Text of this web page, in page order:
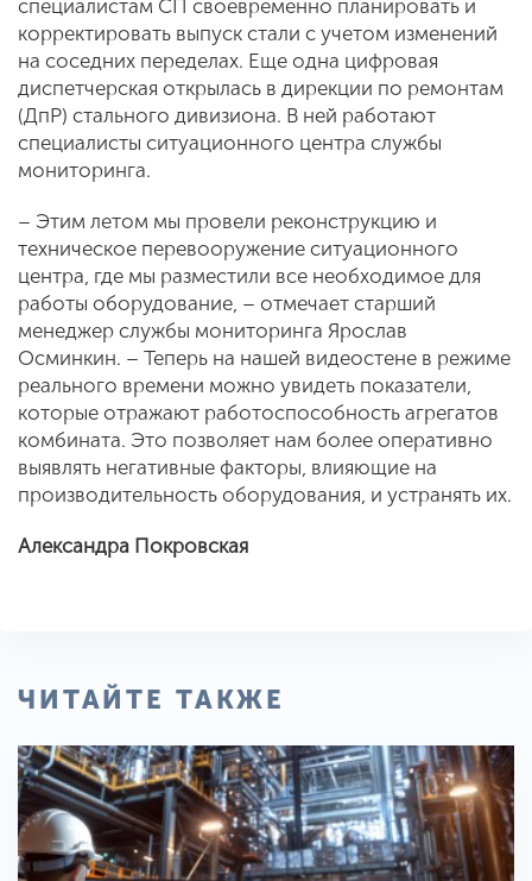
специалистам СП своевременно планировать и
корректировать выпуск стали с учетом изменений
на соседних переделах. Еще одна цифровая
диспетчерская открылась в дирекции по ремонтам
(ДпР) стального дивизиона. В ней работают
специалисты ситуационного центра службы
мониторинга.
– Этим летом мы провели реконструкцию и
техническое перевооружение ситуационного
центра, где мы разместили все необходимое для
работы оборудование, – отмечает старший
менеджер службы мониторинга Ярослав
Осминкин. – Теперь на нашей видеостене в режиме
реального времени можно увидеть показатели,
которые отражают работоспособность агрегатов
комбината. Это позволяет нам более оперативно
выявлять негативные факторы, влияющие на
производительность оборудования, и устранять их.
Александра Покровская
ЧИТАЙТЕ ТАКЖЕ